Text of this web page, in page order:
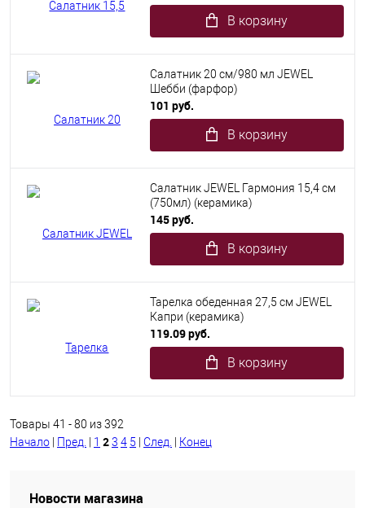
В корзину
Салатник 20 см/980 мл JEWEL
Шебби (фарфор)
101 руб.
В корзину
Салатник JEWEL Гармония 15,4 см
(750мл) (керамика)
145 руб.
В корзину
Тарелка обеденная 27,5 см JEWEL
Капри (керамика)
119.09 руб.
В корзину
Товары 41 - 80 из 392
Начало
Пред. 1 23 4 5 След. Конец
Новости магазина